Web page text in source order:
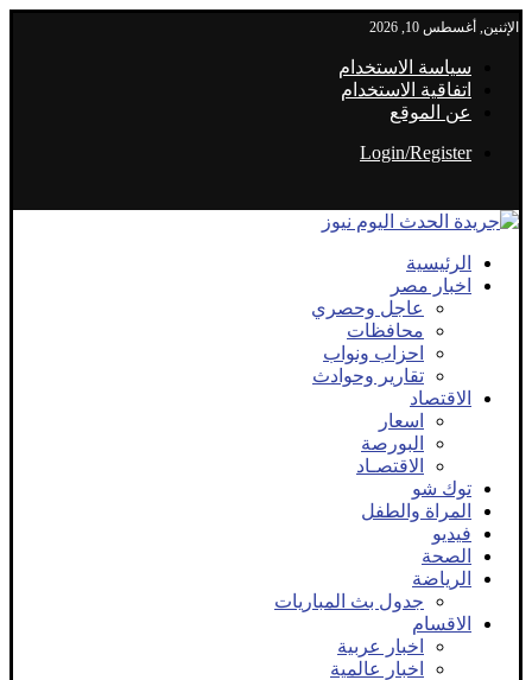
الإثنين, أغسطس 10, 2026
سياسة الاستخدام
اتفاقية الاستخدام
عن الموقع
Login/Register
الرئيسية
اخبار مصر
عاجل وحصري
محافظات
احزاب ونواب
تقارير وحوادث
الاقتصاد
اسعار
البورصة
الاقتصـاد
توك شو
المراة والطفل
فيديو
الصحة
الرياضة
جدول بث المباريات
الاقسام
اخبار عربية
اخبار عالمية